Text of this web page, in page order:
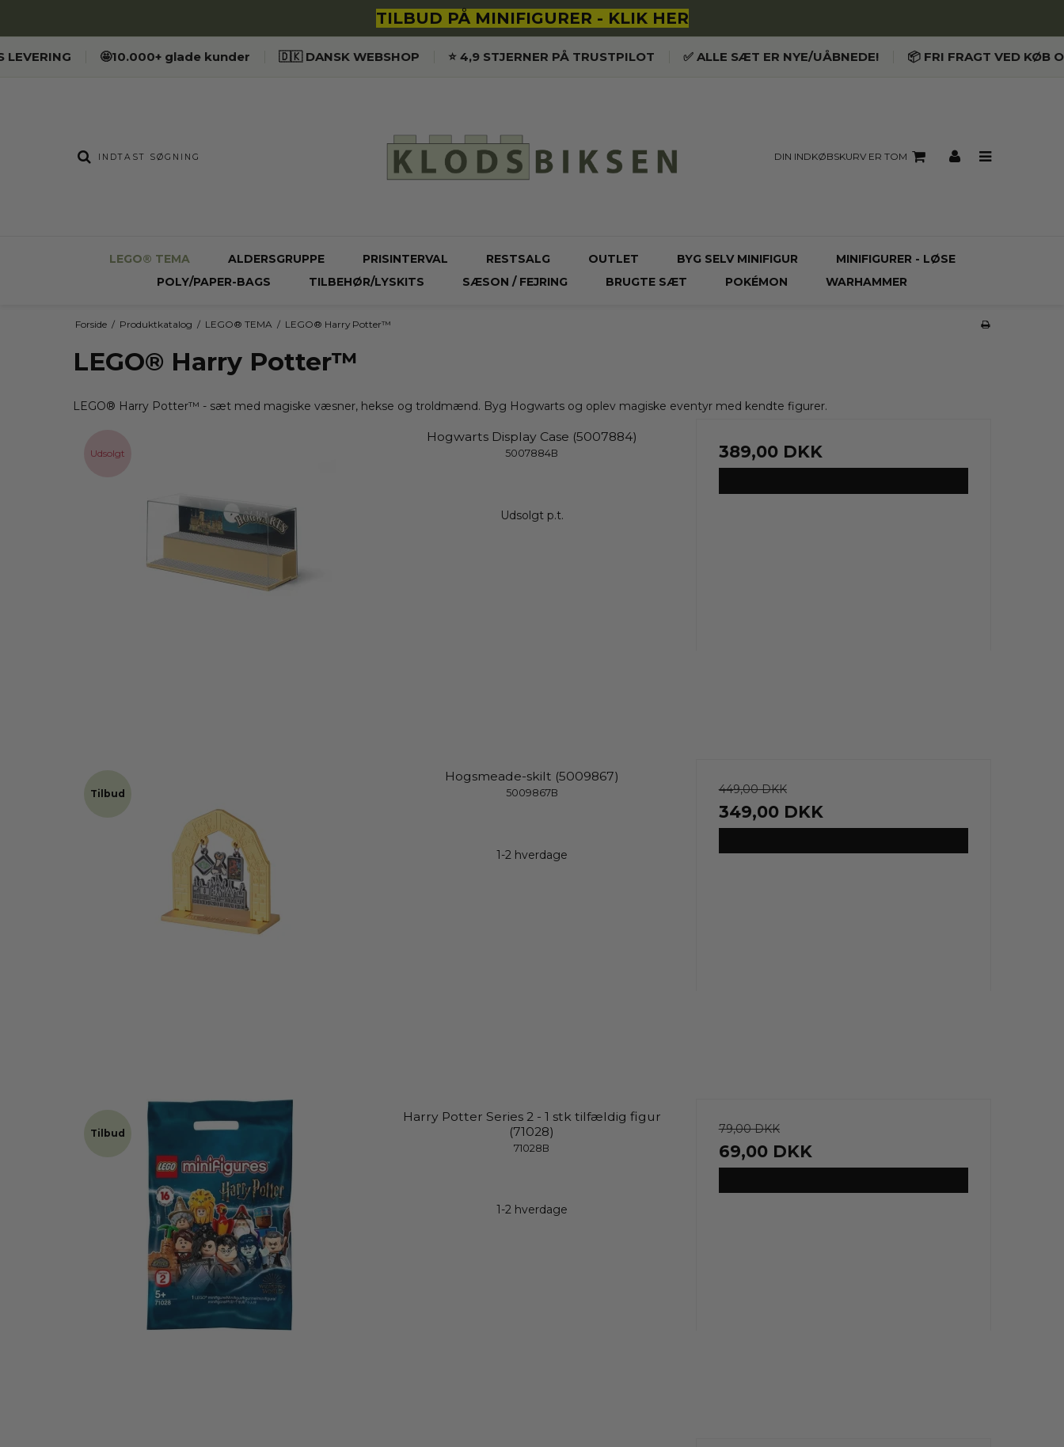
TILBUD PÅ MINIFIGURER - KLIK HER
LEVERING 🤩10.000+ glade kunder 🇩🇰 DANSK WEBSHOP ⭐️ 4,9 STJERNER PÅ TRUSTPILOT ✅ ALLE SÆT ER NYE/UÅBNEDE! 📦 FRI FRAGT VED KØB
DIN INDKØBSKURV ER TOM
LEGO® TEMA ALDERSGRUPPE PRISINTERVAL RESTSALG OUTLET BYG SELV MINIFIGUR
MINIFIGURER - LØSE
POLY/PAPER-BAGS
TILBEHØR/LYSKITS SÆSON / FEJRING BRUGTE SÆT POKÉMON WARHAMMER
Forside / Produktkatalog / LEGO® TEMA / LEGO® Harry Potter™
LEGO® Harry Potter™
LEGO® Harry Potter™ - sæt med magiske væsner, hekse og troldmænd. Byg Hogwarts og oplev magiske eventyr med kendte figurer.
Udsolgt
Hogwarts Display Case (5007884)
5007884B
Udsolgt p.t.
389,00 DKK
Tilbud
Hogsmeade-skilt (5009867)
5009867B
1-2 hverdage
449,00 DKK
349,00 DKK
Tilbud
Harry Potter Series 2 - 1 stk tilfældig figur
(71028)
71028B
1-2 hverdage
79,00 DKK
69,00 DKK